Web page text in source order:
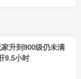
家升到900级仍未满
9.5小时